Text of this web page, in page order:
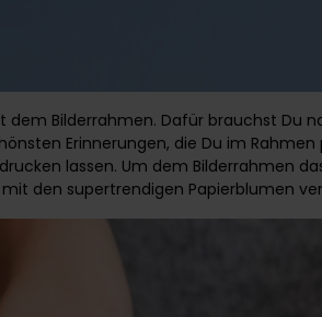
dem Bilderrahmen. Dafür brauchst Du
Erinnerungen, die Du im
drucken lassen. Um dem Bilderrahmen
den supertrendigen Papierblumen